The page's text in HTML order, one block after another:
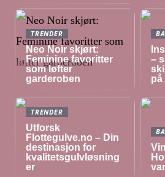
TRENDER
Neo Noir skjørt:
Feminine favoritter
som løfter
garderoben
–
på
TRENDER
Utforsk
Flottegulve.no – Din
destinasjon for
kvalitetsgulvløsning
er